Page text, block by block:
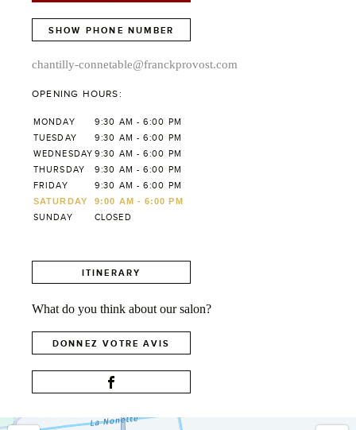
SHOW PHONE NUMBER
chantilly-connetable@franckprovost.com
OPENING HOURS:
MONDAY
9:30 AM - 6:00 PM
TUESDAY
9:30 AM - 6:00 PM
WEDNESDAY 9:30 AM - 6:00 PM
THURSDAY
9:30 AM - 6:00 PM
FRIDAY
9:30 AM - 6:00 PM
SATURDAY
9:00 AM - 6:00 PM
SUNDAY
CLOSED
ITINERARY
What do you think about our salon?
DONNEZ VOTRE AVIS